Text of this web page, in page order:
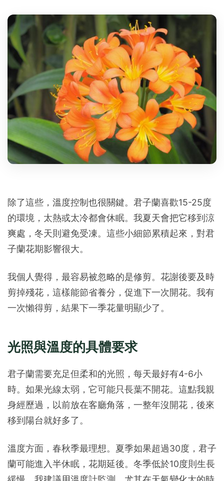
除了這些，溫度控制也很關鍵。君子蘭喜歡15-25度
的環境，太熱或太冷都會休眠。我夏天會把它移到涼
爽處，冬天則避免受凍。這些小細節累積起來，對君
子蘭花期影響很大。
我個人覺得，最容易被忽略的是修剪。花謝後要及時
剪掉殘花，這樣能節省養分，促進下一次開花。我有
一次懶得剪，結果下一季花量明顯少了。
光照與溫度的具體要求
君子蘭需要充足但柔和的光照，每天最好有4-6小
時。如果光線太弱，它可能只長葉不開花。這點我親
身經歷過，以前放在客廳角落，一整年沒開花，後來
移到陽台就好多了。
溫度方面，春秋季最理想。夏季如果超過30度，君子
蘭可能進入半休眠，花期延後。冬季低於10度則生長